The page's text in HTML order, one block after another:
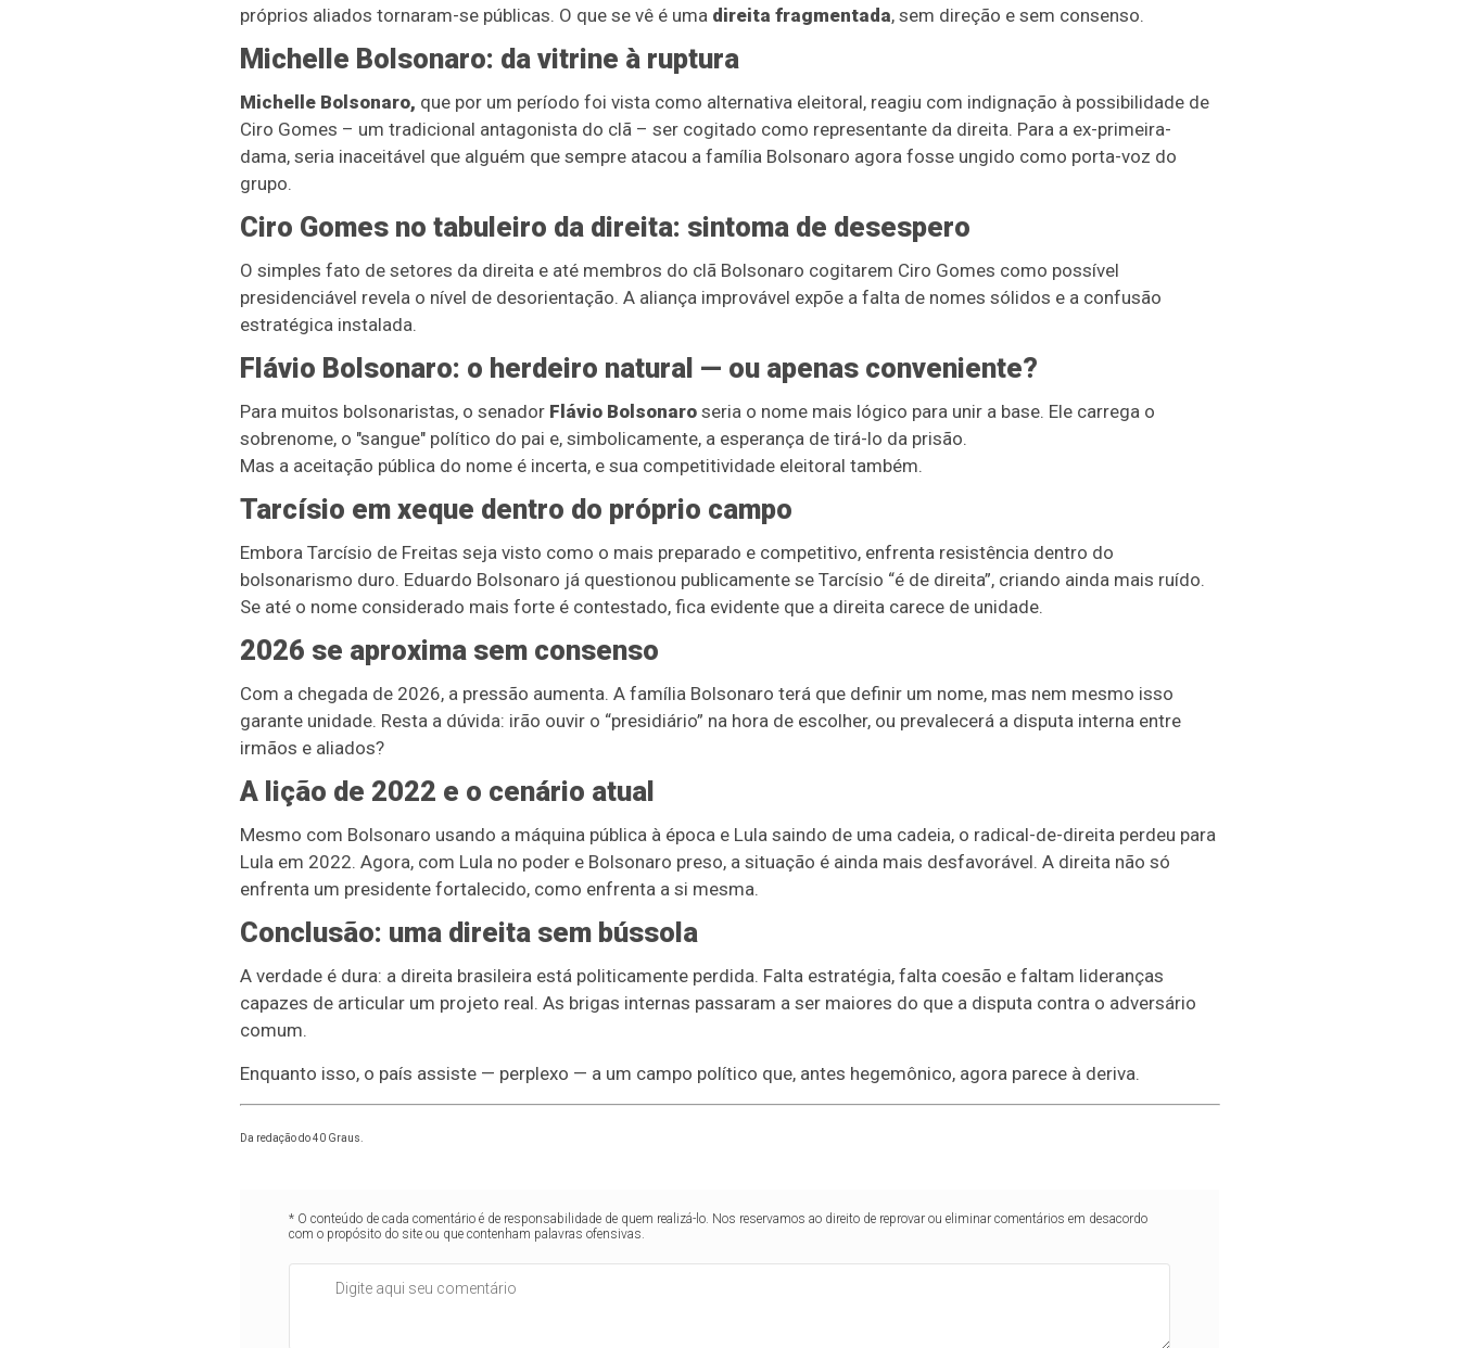
próprios aliados tornaram-se públicas. O que se vê é uma direita fragmentada, sem direção e sem consenso.
Michelle Bolsonaro: da vitrine à ruptura
Michelle Bolsonaro, que por um período foi vista como alternativa eleitoral, reagiu com indignação à possibilidade de
Ciro Gomes – um tradicional antagonista do clã – ser cogitado como representante da direita. Para a ex-primeira-
dama, seria inaceitável que alguém que sempre atacou a família Bolsonaro agora fosse ungido como porta-voz do
grupo.
Ciro Gomes no tabuleiro da direita: sintoma de desespero
O simples fato de setores da direita e até membros do clã Bolsonaro cogitarem Ciro Gomes como possível
presidenciável revela o nível de desorientação. A aliança improvável expõe a falta de nomes sólidos e a confusão
estratégica instalada.
Flávio Bolsonaro: o herdeiro natural — ou apenas conveniente?
Para muitos bolsonaristas, o senador Flávio Bolsonaroseria o nome mais lógico para unir a base. Ele carrega o
sobrenome, o "sangue" político do pai e, simbolicamente, a esperança de tirá-lo da prisão.
Mas a aceitação pública do nome é incerta, e sua competitividade eleitoral também.
Tarcísio em xeque dentro do próprio campo
Embora Tarcísio de Freitas seja visto como o mais preparado e competitivo, enfrenta resistência dentro do
bolsonarismo duro. Eduardo Bolsonaro já questionou publicamente se Tarcísio “é de direita”, criando ainda mais ruído.
Se até o nome considerado mais forte é contestado, fica evidente que a direita carece de unidade.
2026 se aproxima sem consenso
Com a chegada de 2026, a pressão aumenta. A família Bolsonaro terá que definir um nome, mas nem mesmo isso
garante unidade. Resta a dúvida: irão ouvir o “presidiário” na hora de escolher, ou prevalecerá a disputa interna entre
irmãos e aliados?
A lição de 2022 e o cenário atual
Mesmo com Bolsonaro usando a máquina pública à época e Lula saindo de uma cadeia, o radical-de-direita perdeu para
Lula em 2022. Agora, com Lula no poder e Bolsonaro preso, a situação é ainda mais desfavorável. A direita não só
enfrenta um presidente fortalecido, como enfrenta a si mesma.
Conclusão: uma direita sem bússola
A verdade é dura: a direita brasileira está politicamente perdida. Falta estratégia, falta coesão e faltam lideranças
capazes de articular um projeto real. As brigas internas passaram a ser maiores do que a disputa contra o adversário
comum.
Enquanto isso, o país assiste — perplexo — a um campo político que, antes hegemônico, agora parece à deriva.
Da redação do 40 Graus.
* O conteúdo de cada comentário é de responsabilidade de quem realizá-lo. Nos reservamos ao direito de reprovar ou eliminar comentários em desacordo
com o propósito do site ou que contenham palavras ofensivas.